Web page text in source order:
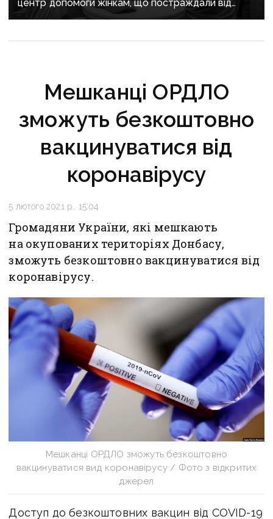
центр допомоги жінкам, що постраждали від
насильства
Мешканці ОРДЛО
зможуть безкоштовно
вакцинуватися від
коронавірусу
5 лютого 2021 р., 15:04
Громадяни України, які мешкають
на окупованих територіях Донбасу,
зможуть безкоштовно вакцинуватися від
коронавірусу.
Мешканці ОРДЛО зможуть безкоштовно
вакцинуватися вид коронавірусу / Фото з відкритих
джерел
Доступ до безкоштовних вакцин від COVID-19